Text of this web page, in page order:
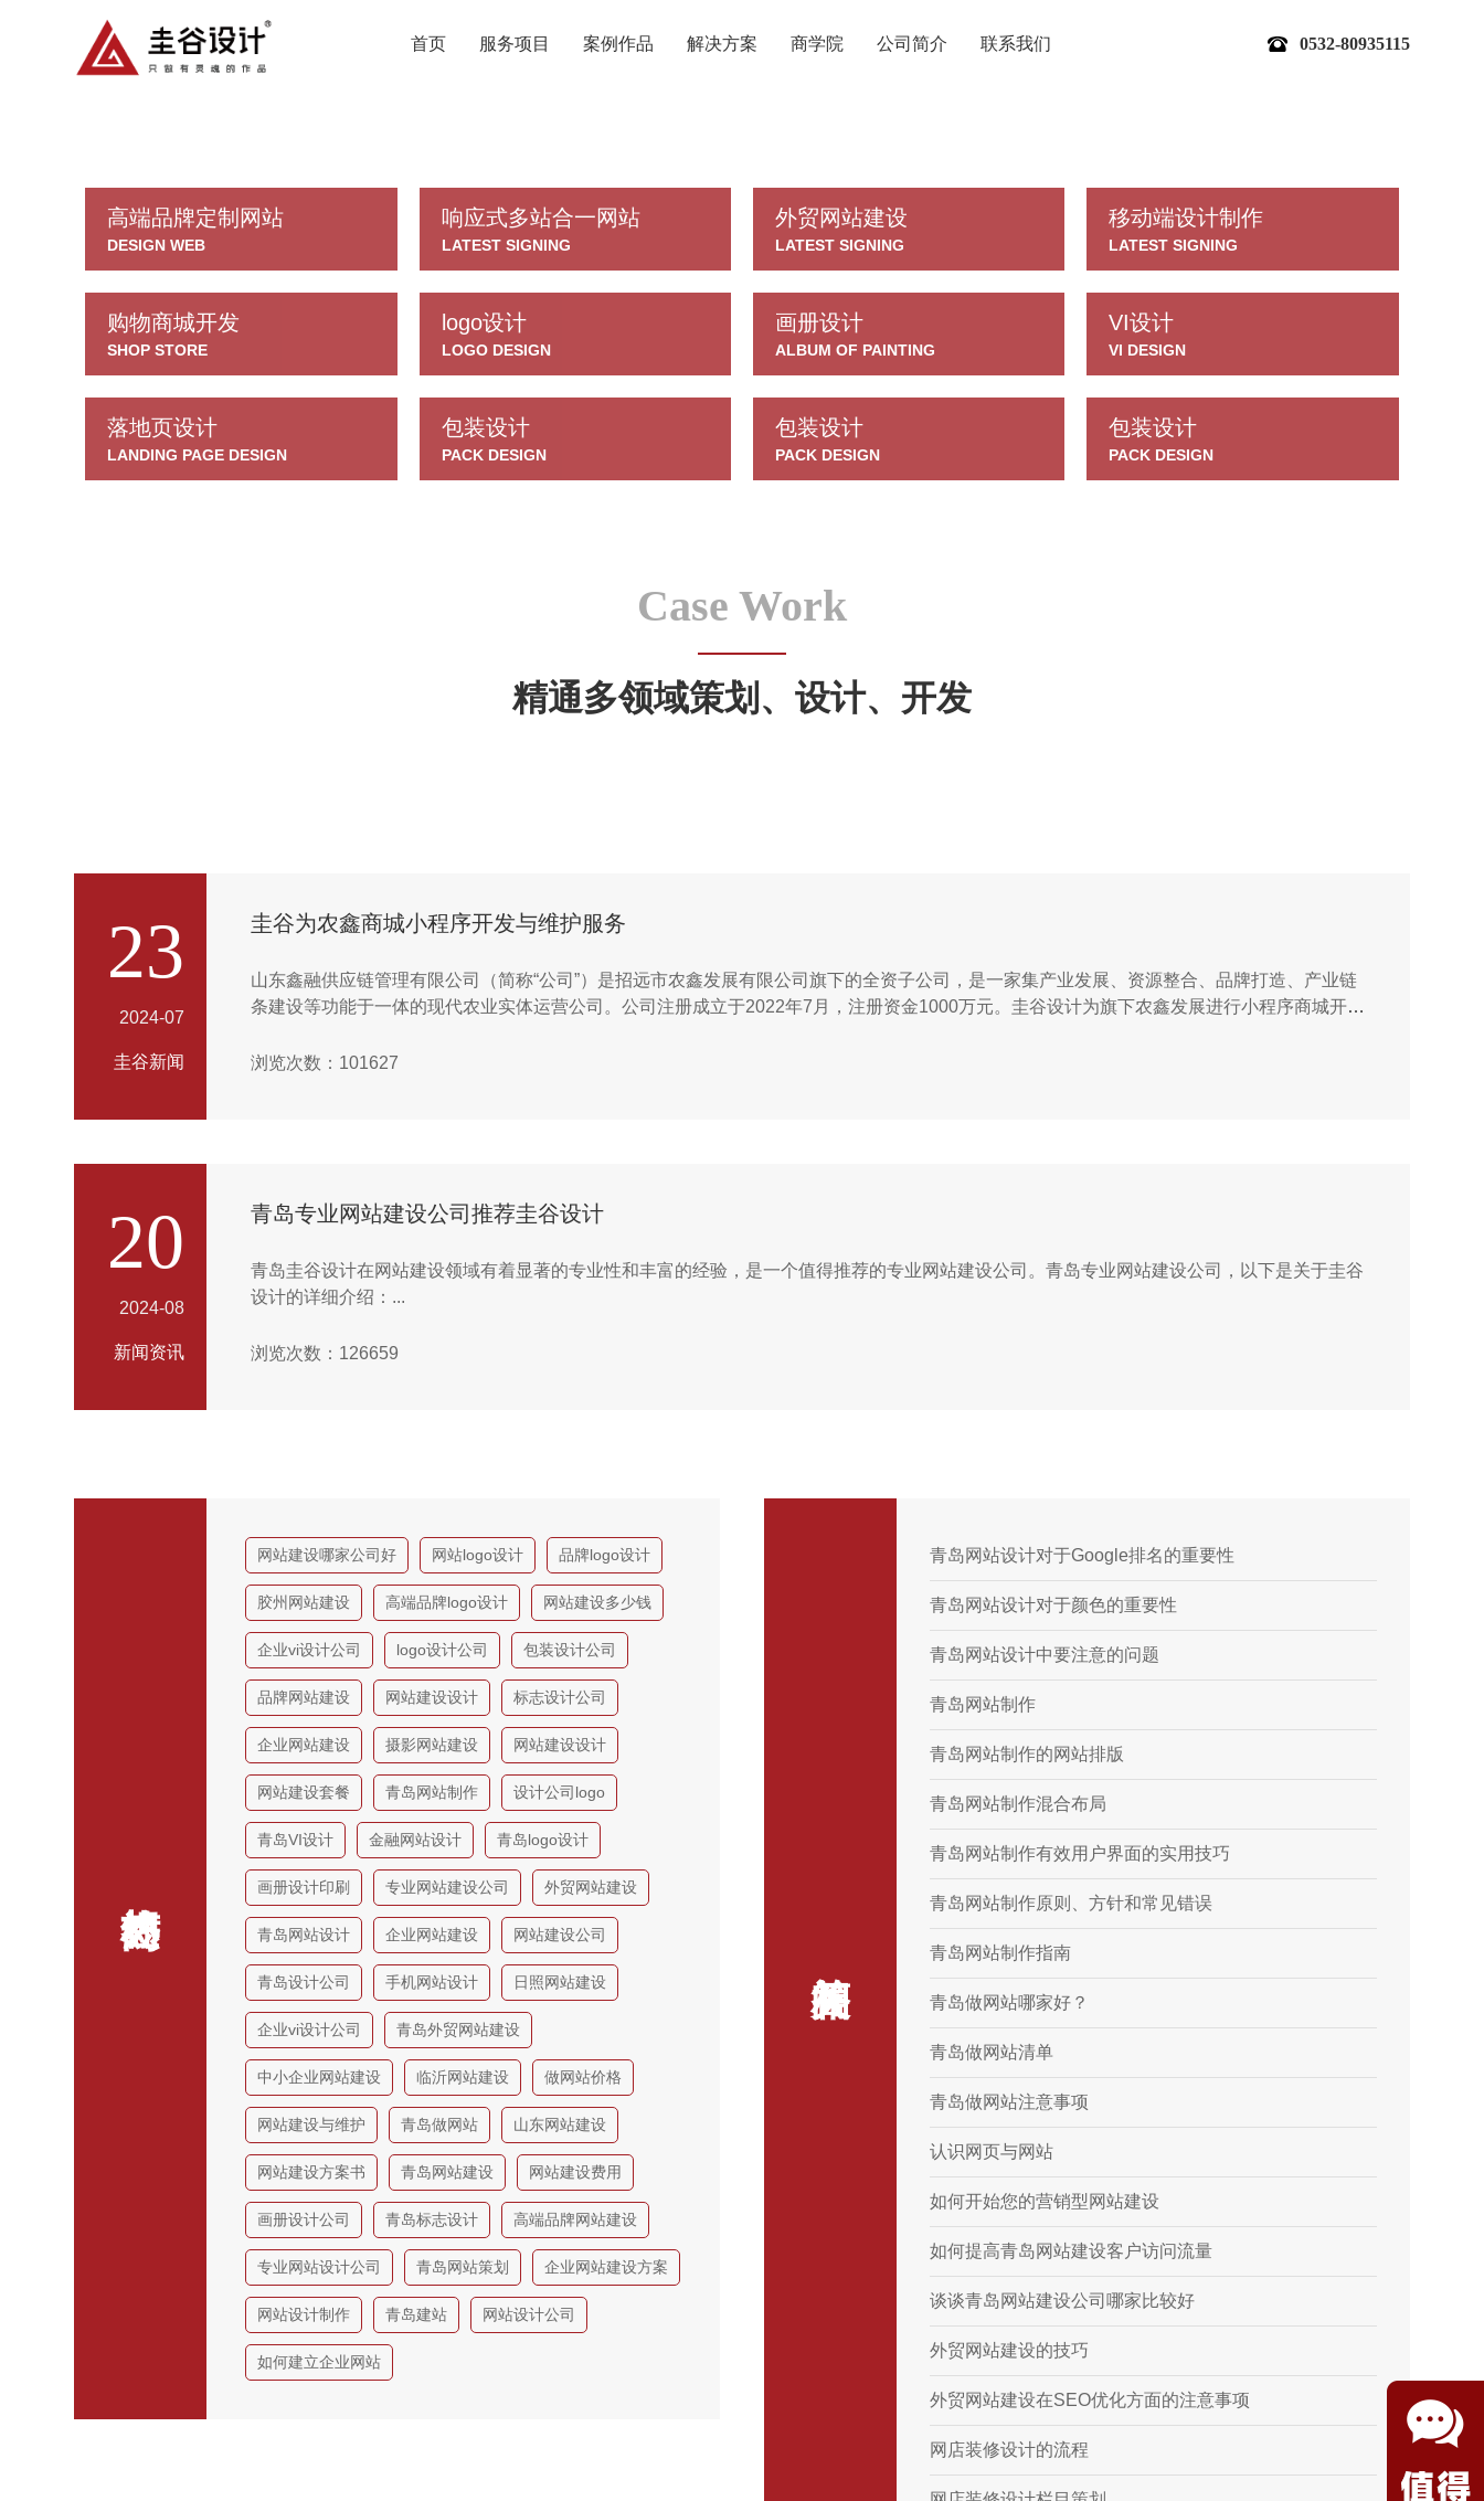
首页 服务项目 案例作品 解决方案 商学院 公司简介 联系我们 0532-80935115
高端品牌定制网站
DESIGN WEB
响应式多站合一网站
LATEST SIGNING
外贸网站建设
LATEST SIGNING
移动端设计制作
LATEST SIGNING
购物商城开发
SHOP STORE
logo设计
LOGO DESIGN
画册设计
ALBUM OF PAINTING
VI设计
VI DESIGN
落地页设计
LANDING PAGE DESIGN
包装设计
PACK DESIGN
包装设计
PACK DESIGN
包装设计
PACK DESIGN
Case Work
精通多领域策划、设计、开发
23
2024-07
圭谷新闻
圭谷为农鑫商城小程序开发与维护服务
山东鑫融供应链管理有限公司（简称“公司”）是招远市农鑫发展有限公司旗下的全资子公司，是一家集产业发展、资源整合、品牌打造、产业链
条建设等功能于一体的现代农业实体运营公司。公司注册成立于2022年7月，注册资金1000万元。圭谷设计为旗下农鑫发展进行小程序商城开
浏览次数：101627
20
2024-08
新闻资讯
青岛专业网站建设公司推荐圭谷设计
青岛圭谷设计在网站建设领域有着显著的专业性和丰富的经验，是一个值得推荐的专业网站建设公司。青岛专业网站建设公司，以下是关于圭谷
设计的详细介绍：...
浏览次数：126659
网站建设哪家公司好 网站logo设计 品牌logo设计
胶州网站建设 高端品牌logo设计 网站建设多少钱
企业vi设计公司 logo设计公司 包装设计公司
品牌网站建设 网站建设设计 标志设计公司
企业网站建设 摄影网站建设 网站建设设计
网站建设套餐 青岛网站制作 设计公司logo
青岛VI设计 金融网站设计 青岛logo设计
画册设计印刷 专业网站建设公司 外贸网站建设
青岛网站设计 企业网站建设 网站建设公司
青岛设计公司 手机网站设计 日照网站建设
企业vi设计公司 青岛外贸网站建设
中小企业网站建设 临沂网站建设 做网站价格
网站建设与维护 青岛做网站 山东网站建设
网站建设方案书 青岛网站建设 网站建设费用
画册设计公司 青岛标志设计 高端品牌网站建设
专业网站设计公司 青岛网站策划 企业网站建设方案
网站设计制作 青岛建站 网站设计公司
如何建立企业网站
青岛网站设计对于Google排名的重要性
青岛网站设计对于颜色的重要性
青岛网站设计中要注意的问题
青岛网站制作
青岛网站制作的网站排版
青岛网站制作混合布局
青岛网站制作有效用户界面的实用技巧
青岛网站制作原则、方针和常见错误
青岛网站制作指南
青岛做网站哪家好？
青岛做网站清单
青岛做网站注意事项
认识网页与网站
如何开始您的营销型网站建设
如何提高青岛网站建设客户访问流量
谈谈青岛网站建设公司哪家比较好
外贸网站建设的技巧
外贸网站建设在SEO优化方面的注意事项
网店装修设计的流程